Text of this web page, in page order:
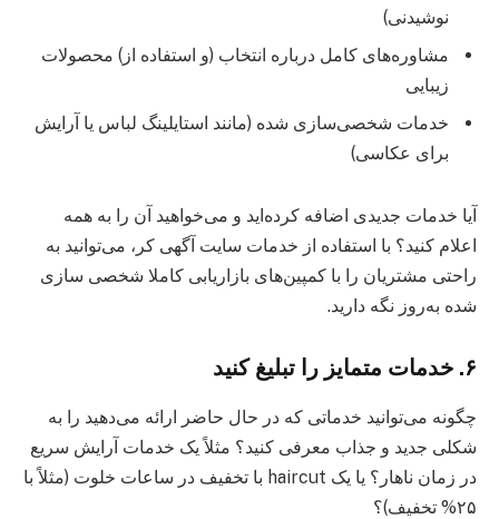
نوشیدنی)
مشاوره‌های کامل درباره انتخاب (و استفاده از) محصولات
زیبایی
خدمات شخصی‌سازی شده (مانند استایلینگ لباس یا آرایش
برای عکاسی)
آیا خدمات جدیدی اضافه کرده‌اید و می‌خواهید آن را به همه
اعلام کنید؟ با استفاده از خدمات سایت آگهی کر، می‌توانید به
راحتی مشتریان را با کمپین‌های بازاریابی کاملا شخصی سازی
شده به‌روز نگه دارید.
۶. خدمات متمایز را تبلیغ کنید
چگونه می‌توانید خدماتی که در حال حاضر ارائه می‌دهید را به
شکلی جدید و جذاب معرفی کنید؟ مثلاً یک خدمات آرایش سریع
در زمان ناهار؟ یا یک haircut با تخفیف در ساعات خلوت (مثلاً با
۲۵% تخفیف)؟